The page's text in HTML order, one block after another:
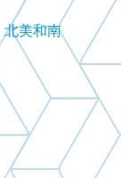
北美和南